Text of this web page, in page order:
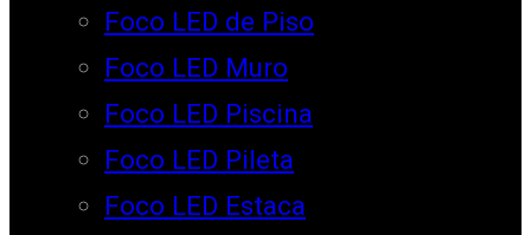
Foco LED de Piso
Foco LED Muro
Foco LED Piscina
Foco LED Pileta
Foco LED Estaca